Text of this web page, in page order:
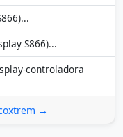
S866)...
controladora
→